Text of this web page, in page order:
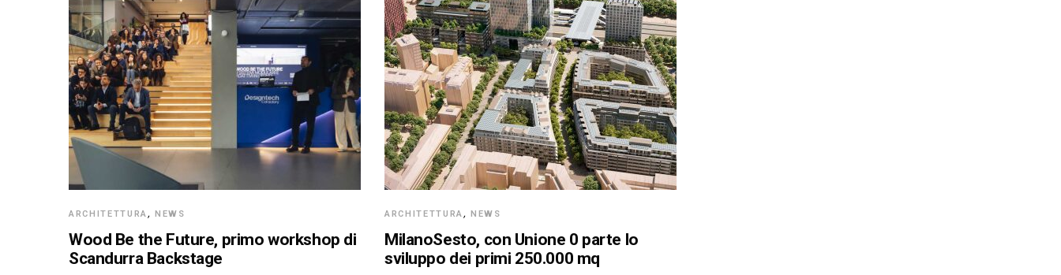
ARCHITETTURA,NEWS
Wood Be the Future, primo workshop di
Scandurra Backstage
ARCHITETTURA,NEWS
MilanoSesto, con Unione 0 parte lo
sviluppo dei primi 250.000 mq